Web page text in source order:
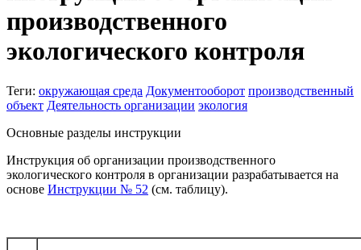
производственного
экологического контроля
Теги: окружающая среда Документооборот производственный
объект Деятельность организации экология
Основные разделы инструкции
Инструкция об организации производственного
экологического контроля в организации разрабатывается на
основе Инструкции № 52 (см. таблицу).